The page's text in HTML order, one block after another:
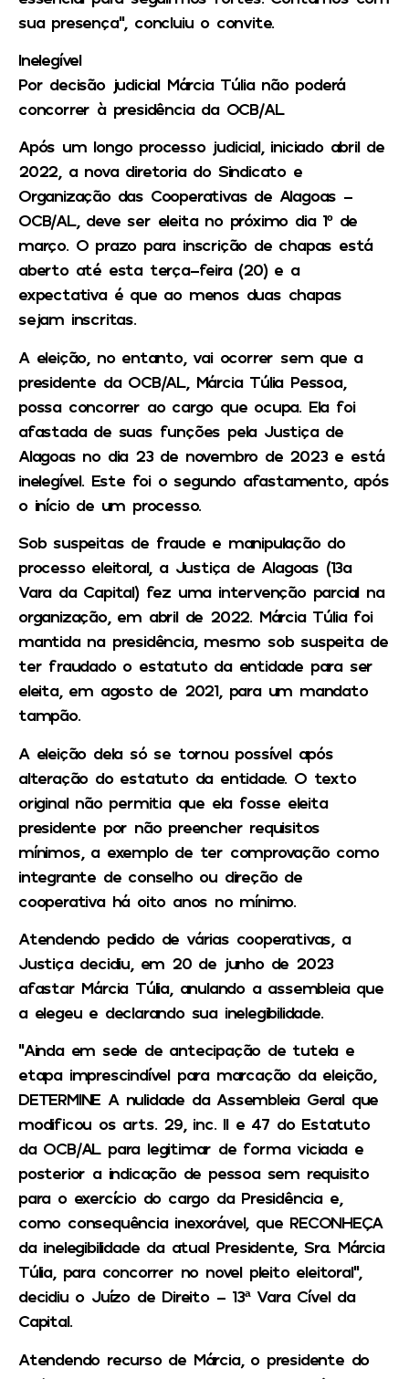
sua presença”, concluiu o convite.
Inelegível
Por decisão judicial Márcia Túlia não poderá
concorrer à presidência da OCB/AL
Após um longo processo judicial, iniciado abril de
2022, a nova diretoria do Sindicato e
Organização das Cooperativas de Alagoas –
OCB/AL, deve ser eleita no próximo dia 1º de
março. O prazo para inscrição de chapas está
aberto até esta terça-feira (20) e a
expectativa é que ao menos duas chapas
sejam inscritas.
A eleição, no entanto, vai ocorrer sem que a
presidente da OCB/AL, Márcia Túlia Pessoa,
possa concorrer ao cargo que ocupa. Ela foi
afastada de suas funções pela Justiça de
Alagoas no dia 23 de novembro de 2023 e está
inelegível. Este foi o segundo afastamento, após
o início de um processo.
Sob suspeitas de fraude e manipulação do
processo eleitoral, a Justiça de Alagoas (13a
Vara da Capital) fez uma intervenção parcial na
organização, em abril de 2022. Márcia Túlia foi
mantida na presidência, mesmo sob suspeita de
ter fraudado o estatuto da entidade para ser
eleita, em agosto de 2021, para um mandato
tampão.
A eleição dela só se tornou possível após
alteração do estatuto da entidade. O texto
original não permitia que ela fosse eleita
presidente por não preencher requisitos
mínimos, a exemplo de ter comprovação como
integrante de conselho ou direção de
cooperativa há oito anos no mínimo.
Atendendo pedido de várias cooperativas, a
Justiça decidiu, em 20 de junho de 2023
afastar Márcia Túlia, anulando a assembleia que
a elegeu e declarando sua inelegibilidade.
“Ainda em sede de antecipação de tutela e
etapa imprescindível para marcação da eleição,
DETERMINE A nulidade da Assembleia Geral que
modificou os arts. 29, inc. II e 47 do Estatuto
da OCB/AL para legitimar de forma viciada e
posterior a indicação de pessoa sem requisito
para o exercício do cargo da Presidência e,
como consequência inexorável, que RECONHEÇA
da inelegibilidade da atual Presidente, Sra. Márcia
Túlia, para concorrer no novel pleito eleitoral”,
decidiu o Juízo de Direito – 13ª Vara Cível da
Capital.
Atendendo recurso de Márcia, o presidente do